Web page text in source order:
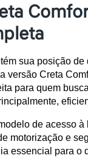
sua posição de
versão Creta
para quem
de acesso à
motorização e
essencial para o